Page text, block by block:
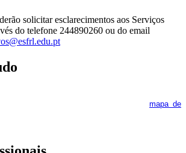
solicitar esclarecimentos aos Serviços
do telefone 244890260 ou do email
mapa de